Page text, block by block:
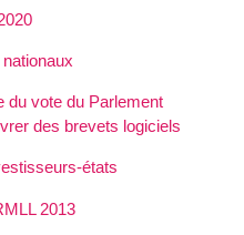
du vote du Parlement
des brevets logiciels
états
2013